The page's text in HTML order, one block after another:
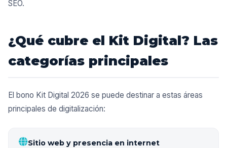
SEO.
¿Qué cubre el Kit Digital? Las
categorías principales
El bono Kit Digital 2026 se puede destinar a estas áreas
principales de digitalización:
Sitio web y presencia en internet